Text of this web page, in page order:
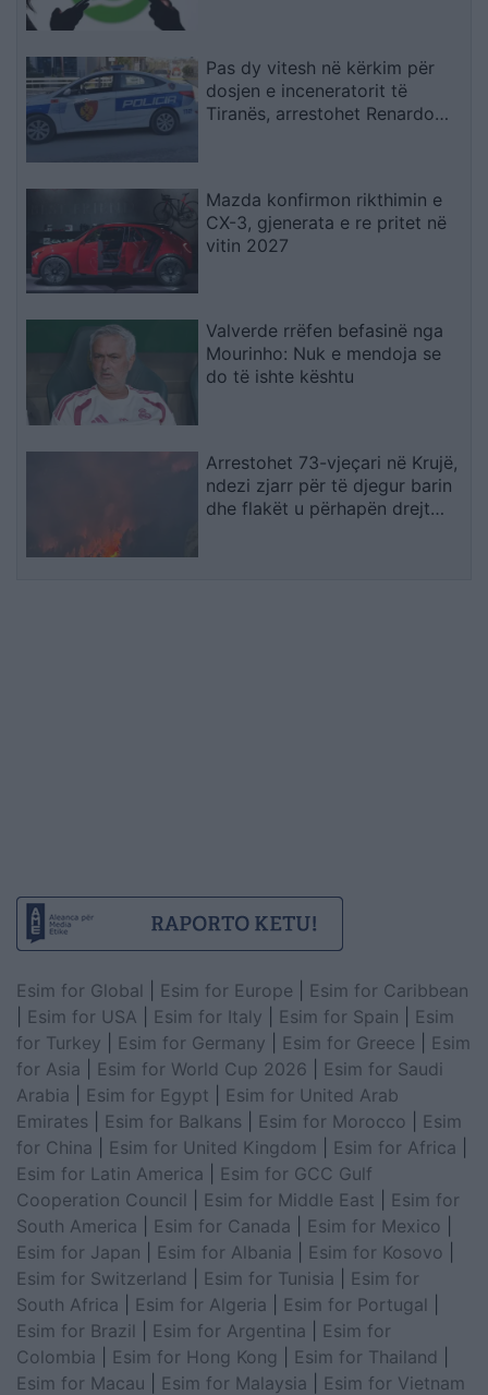
Pas dy vitesh në kërkim për
dosjen e inceneratorit të
Tiranës, arrestohet Renardo
Mazda konfirmon rikthimin e
CX-3, gjenerata e re pritet në
vitin 2027
Valverde rrëfen befasinë nga
Mourinho: Nuk e mendoja se
do të ishte kështu
Arrestohet 73-vjeçari në Krujë,
ndezi zjarr për të djegur barin
dhe flakët u përhapën drejt
Esim for Global Esim for Europe
Esim for Caribbean
Esim for USA Esim for Italy Esim for Spain
Esim
for Turkey
Esim for Germany Esim for Greece
Esim
for Asia
Esim for World Cup 2026
Esim for Saudi
Arabia
Esim for Egypt
Esim for United Arab
Emirates
Esim for Balkans Esim for Morocco
Esim
for China
Esim for United Kingdom Esim for Africa
Esim for Latin America
Esim for GCC Gulf
Cooperation Council
Esim for Middle East
Esim for
South America
Esim for Canada Esim for Mexico
Esim for Japan
Esim for Albania Esim for Kosovo
Esim for Switzerland
Esim for Tunisia
Esim for
South Africa
Esim for Algeria Esim for Portugal
Esim for Brazil
Esim for Argentina
Esim for
Colombia
Esim for Hong Kong Esim for Thailand
Esim for Macau
Esim for Malaysia
Esim for Vietnam